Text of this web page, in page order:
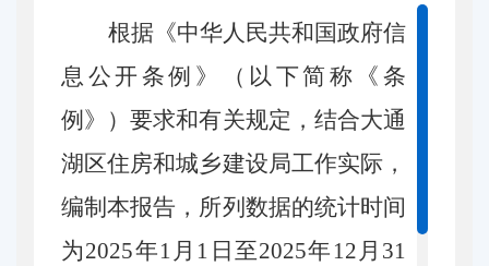
根据《中华人民共和国政府信
息公开条例》（以下简称《条
例》）要求和有关规定，结合大通
湖区住房和城乡建设局工作实际，
编制本报告，所列数据的统计时间
为2025年1月1日至2025年12月31